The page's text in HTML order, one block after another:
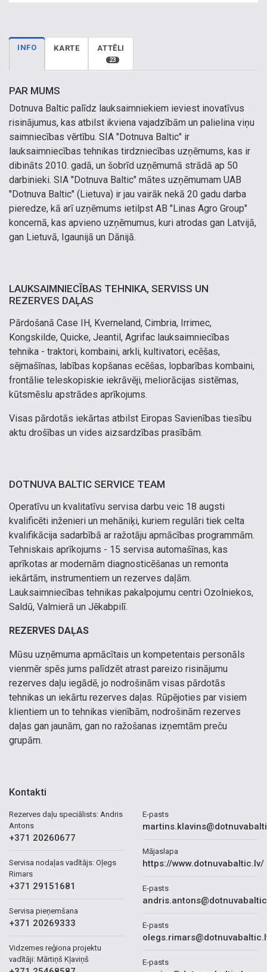
INFO KARTE ATTĒLI
23
PAR MUMS
Dotnuva Baltic palīdz lauksaimniekiem ieviest inovatīvus
risinājumus, kas atbilst ikviena vajadzībām un palielina viņu
saimniecības vērtību. SIA "Dotnuva Baltic" ir
lauksaimniecības tehnikas tirdzniecības uzņēmums, kas ir
dibināts 2010. gadā, un šobrīd uzņēmumā strādā ap 50
darbinieki. SIA "Dotnuva Baltic" mātes uzņēmumam UAB
"Dotnuva Baltic" (Lietuva) ir jau vairāk nekā 20 gadu darba
pieredze, kā arī uzņēmums ietilpst AB "Linas Agro Group"
koncernā, kas apvieno uzņēmumus, kuri atrodas gan Latvijā,
gan Lietuvā, Igaunijā un Dānijā.
LAUKSAIMNIECĪBAS TEHNIKA, SERVISS UN
REZERVES DAĻAS
Pārdošanā Case IH, Kverneland, Cimbria, Irrimec,
Kongskilde, Quicke, Jeantil, Agrifac lauksaimniecības
tehnika - traktori, kombaini, arkli, kultivatori, ecēšas,
sējmašīnas, labības kopšanas ecēšas, lopbarības kombaini,
frontālie teleskopiskie iekrāvēji, meliorācijas sistēmas,
kūtsmēslu apstrādes aprīkojums.
Visas pārdotās iekārtas atbilst Eiropas Savienības tiesību
aktu drošības un vides aizsardzības prasībām.
DOTNUVA BALTIC SERVICE TEAM
Operatīvu un kvalitatīvu servisa darbu veic 18 augsti
kvalificēti inženieri un mehāniķi, kuriem regulāri tiek celta
kvalifikācija sadarbībā ar ražotāju apmācības programmām.
Tehniskais aprīkojums - 15 servisa automašīnas, kas
aprīkotas ar modernām diagnosticēšanas un remonta
iekārtām, instrumentiem un rezerves daļām.
Lauksaimniecības tehnikas pakalpojumu centri Ozolniekos,
Saldū, Valmierā un Jēkabpilī.
REZERVES DAĻAS
Mūsu uzņēmuma apmācītais un kompetentais personāls
vienmēr spēs jums palīdzēt atrast pareizo risinājumu
rezerves daļu iegādē, jo nodrošinām visas pārdotās
tehnikas un iekārtu rezerves daļas. Rūpējoties par visiem
klientiem un to tehnikas vienībām, nodrošinām rezerves
daļas gan jaunām, gan no ražošanas izņemtām preču
grupām.
Kontakti
Rezerves daļu speciālists: Andris
Antons
+371 20260677
Servisa nodaļas vadītājs: Oļegs
Rimars
+371 29151681
Servisa pieņemšana
+371 20269333
Vidzemes reģiona projektu
vadītāji: Mārtiņš Kļaviņš
E-pasts
Mājaslapa
https://www.dotnuvabaltic.lv/
E-pasts
E-pasts
E-pasts